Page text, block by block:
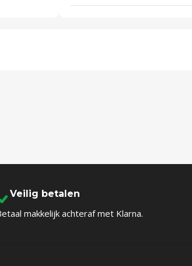
Veilig betalen
makkelijk achteraf met Klarna.